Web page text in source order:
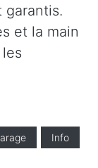
garantis.
et la main
Info